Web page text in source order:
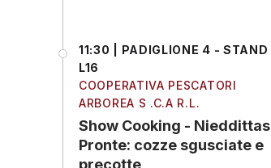
11:30 | PADIGLIONE 4 - STAND
L16
COOPERATIVA PESCATORI
ARBOREA S .C.A R.L.
Show Cooking - Nieddittas
Pronte: cozze sgusciate e
precotte